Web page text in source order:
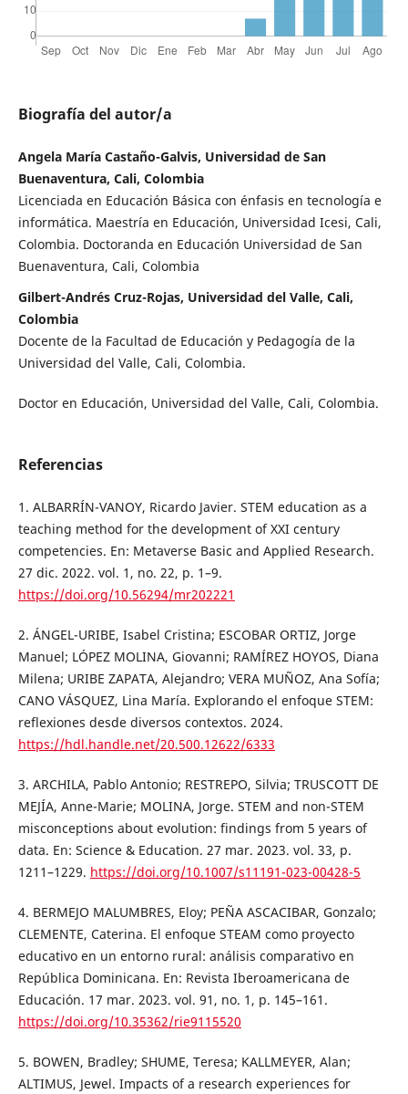
Biografía del autor/a
Angela María Castaño-Galvis, Universidad de San
Buenaventura, Cali, Colombia
Licenciada en Educación Básica con énfasis en tecnología e
informática. Maestría en Educación, Universidad Icesi, Cali,
Colombia. Doctoranda en Educación Universidad de San
Buenaventura, Cali, Colombia
Gilbert-Andrés Cruz-Rojas, Universidad del Valle, Cali,
Colombia
Docente de la Facultad de Educación y Pedagogía de la
Universidad del Valle, Cali, Colombia.
Doctor en Educación, Universidad del Valle, Cali, Colombia.
Referencias
1. ALBARRÍN-VANOY, Ricardo Javier. STEM education as a
teaching method for the development of XXI century
competencies. En: Metaverse Basic and Applied Research.
27 dic. 2022. vol. 1, no. 22, p. 1–9.
https://doi.org/10.56294/mr202221
2. ÁNGEL-URIBE, Isabel Cristina; ESCOBAR ORTIZ, Jorge
Manuel; LÓPEZ MOLINA, Giovanni; RAMÍREZ HOYOS, Diana
Milena; URIBE ZAPATA, Alejandro; VERA MUÑOZ, Ana Sofía;
CANO VÁSQUEZ, Lina María. Explorando el enfoque STEM:
reflexiones desde diversos contextos. 2024.
https://hdl.handle.net/20.500.12622/6333
3. ARCHILA, Pablo Antonio; RESTREPO, Silvia; TRUSCOTT DE
MEJÍA, Anne-Marie; MOLINA, Jorge. STEM and non-STEM
misconceptions about evolution: findings from 5 years of
data. En: Science & Education. 27 mar. 2023. vol. 33, p.
1211–1229. https://doi.org/10.1007/s11191-023-00428-5
4. BERMEJO MALUMBRES, Eloy; PEÑA ASCACIBAR, Gonzalo;
CLEMENTE, Caterina. El enfoque STEAM como proyecto
educativo en un entorno rural: análisis comparativo en
República Dominicana. En: Revista Iberoamericana de
Educación. 17 mar. 2023. vol. 91, no. 1, p. 145–161.
https://doi.org/10.35362/rie9115520
5. BOWEN, Bradley; SHUME, Teresa; KALLMEYER, Alan;
ALTIMUS, Jewel. Impacts of a research experiences for